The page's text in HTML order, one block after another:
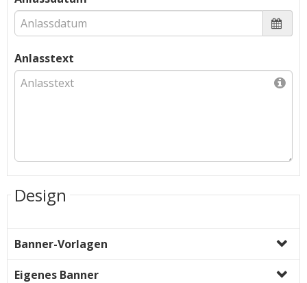
Anlasstext
Design
Banner-Vorlagen
Eigenes Banner